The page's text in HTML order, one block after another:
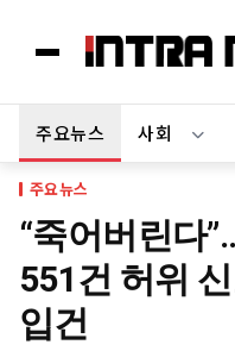
주요뉴스 사회
주요뉴스
“죽어버린다
551건 허위
입건